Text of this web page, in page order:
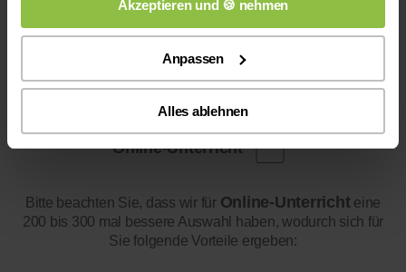
Akzeptieren und 🍪 nehmen
Anpassen
Alles ablehnen
Online-Unterricht
Bitte beachten Sie, dass wir für Online-Unterrichteine
200 bis 300 mal bessere Auswahl haben, wodurch sich für
Sie folgende Vorteile ergeben: